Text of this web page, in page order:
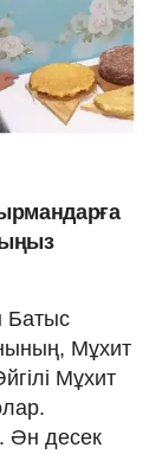
Батыс
Мұхит
Мұхит
Ән десек